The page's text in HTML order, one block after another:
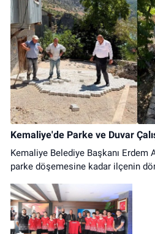
Kemaliye'de Parke ve Duvar
Kemaliye Belediye Başkanı Erdem
parke döşemesine kadar ilçenin